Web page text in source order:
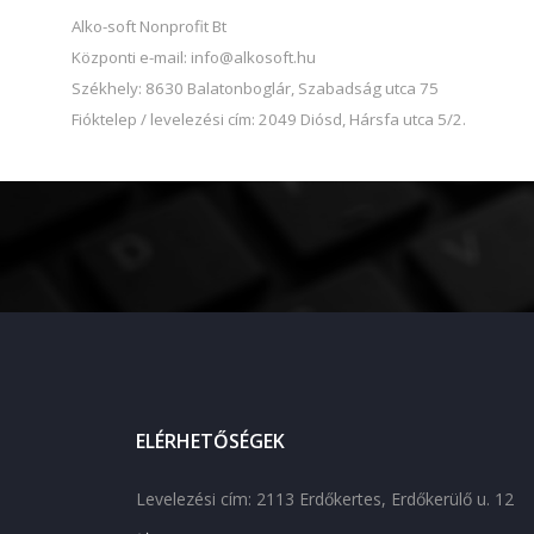
Alko-soft Nonprofit Bt
Központi e-mail: info@alkosoft.hu
Székhely: 8630 Balatonboglár, Szabadság utca 75
Fióktelep / levelezési cím: 2049 Diósd, Hársfa utca 5/2.
ELÉRHETŐSÉGEK
Levelezési cím: 2113 Erdőkertes, Erdőkerülő u. 12